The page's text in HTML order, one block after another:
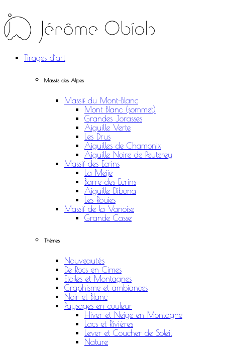
Tirages d’art
Massifs des Alpes
Massif du Mont-Blanc
Mont Blanc (sommet)
Grandes Jorasses
Aiguille Verte
Les Drus
Aiguilles de Chamonix
Aiguille Noire de Peuterey
Massif des Ecrins
La Meije
Barre des Ecrins
Aiguille Dibona
Les Rouies
Massif de la Vanoise
Grande Casse
Thèmes
Nouveautés
De Rocs en Cimes
Etoiles et Montagnes
Graphisme et ambiances
Noir et Blanc
Paysages en couleur
Hiver et Neige en Montagne
Lacs et Rivières
Lever et Coucher de Soleil
Nature